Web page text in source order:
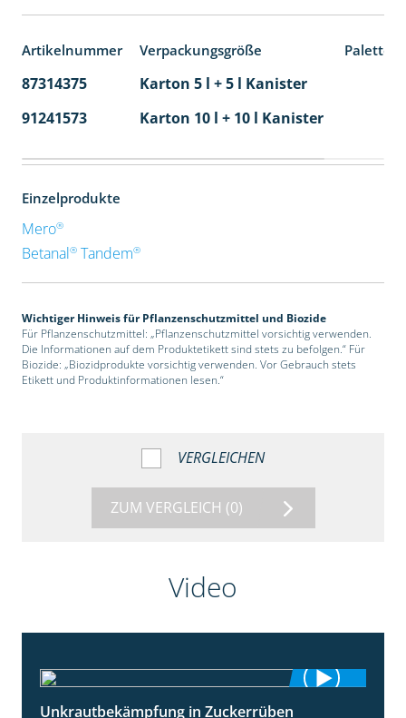
Artikelnummer Verpackungsgröße
87314375 Karton 5 l + 5 l Kanister
91241573
Karton 10 l + 10 l Kanister
Einzelprodukte
Mero®
Betanal®Tandem®
Wichtiger Hinweis für Pflanzenschutzmittel und Biozide
Für Pflanzenschutzmittel: „Pflanzenschutzmittel vorsichtig verwenden.
Die Informationen auf dem Produktetikett sind stets zu befolgen.“ Für
Biozide: „Biozidprodukte vorsichtig verwenden. Vor Gebrauch stets
Etikett und Produktinformationen lesen.“
VERGLEICHEN
ZUM VERGLEICH (0)
Video
Unkrautbekämpfung in Zuckerrüben